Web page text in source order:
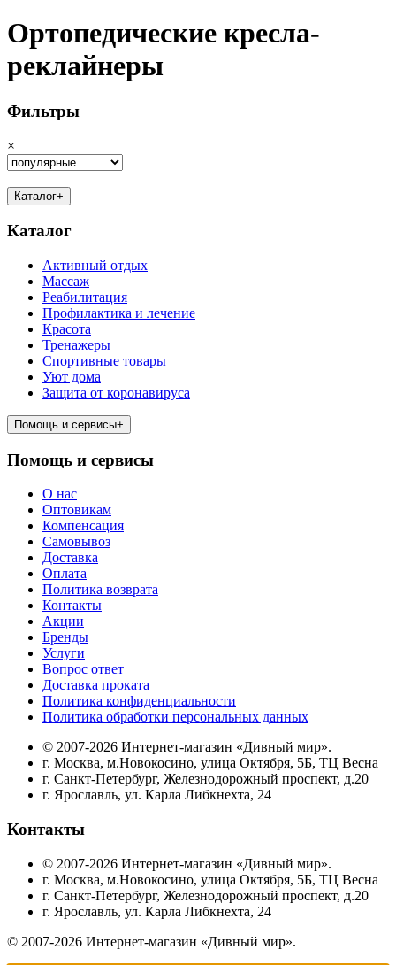
Ортопедические кресла-
реклайнеры
Фильтры
×
Каталог+
Каталог
Активный отдых
Массаж
Реабилитация
Профилактика и лечение
Красота
Тренажеры
Спортивные товары
Уют дома
Защита от коронавируса
Помощь и сервисы+
Помощь и сервисы
О нас
Оптовикам
Компенсация
Самовывоз
Доставка
Оплата
Политика возврата
Контакты
Акции
Бренды
Услуги
Вопрос ответ
Доставка проката
Политика конфиденциальности
Политика обработки персональных данных
© 2007-2026 Интернет-магазин «Дивный мир».
г. Москва, м.Новокосино, улица Октября, 5Б, ТЦ Весна
г. Санкт-Петербург, Железнодорожный проспект, д.20
г. Ярославль, ул. Карла Либкнехта, 24
Контакты
© 2007-2026 Интернет-магазин «Дивный мир».
г. Москва, м.Новокосино, улица Октября, 5Б, ТЦ Весна
г. Санкт-Петербург, Железнодорожный проспект, д.20
г. Ярославль, ул. Карла Либкнехта, 24
© 2007-2026 Интернет-магазин «Дивный мир».